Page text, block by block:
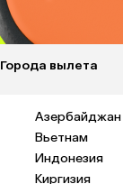
Города вылета
Азербайджан
Вьетнам
Индонезия
Киргизия